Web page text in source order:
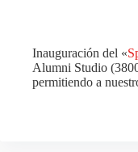
Inauguración del «
Alumni Studio
permitiendo a